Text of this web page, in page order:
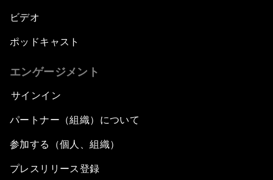
ビデオ
ポッドキャスト
エンゲージメント
サインイン
パートナー（組織）について
参加する（個人、組織）
プレスリリース登録